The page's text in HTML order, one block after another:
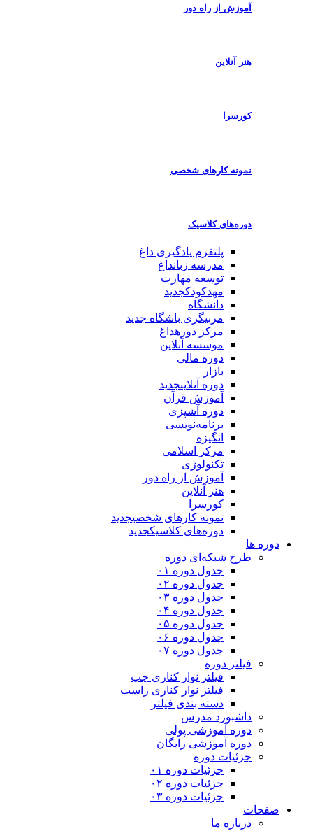
آموزش از راه دور
هنر آنلاین
کورسرا
نمونه کارهای شخصی
دوره‌های کلاسیک
پلتفرم یادگیریداغ
مدرسه زبانداغ
توسعه مهارت
مهدکودکجدید
دانشگاه
مربیگری باشگاهجدید
مرکز دوره داغ
موسسه آنلاین
دوره مالی
بازار
دوره آنلاین جدید
آموزش قرآن
دوره آشپزی
برنامه‌نویسی
انگیزه
مرکز اسلامی
تکنولوژی
آموزش از راه دور
هنر آنلاین
کورسرا
نمونه کارهای شخصیجدید
دوره‌های کلاسیکجدید
دوره ها
طرح شبکه‌ای دوره
جدول دوره ۰۱
جدول دوره ۰۲
جدول دوره ۰۳
جدول دوره ۰۴
جدول دوره ۰۵
جدول دوره ۰۶
جدول دوره ۰۷
فیلتر دوره
فیلتر نوار کناری چپ
فیلتر نوار کناری راست
دسته بندی فیلتر
داشبورد مدرس
دوره آموزشی پولی
دوره آموزشی رایگان
جزئیات دوره
جزئیات دوره ۰۱
جزئیات دوره ۰۲
جزئیات دوره ۰۳
صفحات
درباره ما